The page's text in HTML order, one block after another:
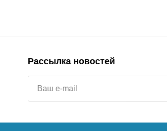
Рассылка новостей